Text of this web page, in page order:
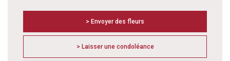
> Envoyer des fleurs
> Laisser une condoléance